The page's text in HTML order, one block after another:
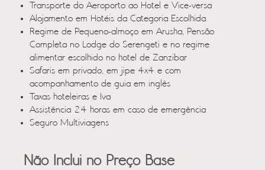
Transporte do Aeroporto ao Hotel e Vice-versa
Alojamento em Hotéis da Categoria Escolhida
Regime de Pequeno-almoço em Arusha, Pensão
Completa no Lodge do Serengeti e no regime
alimentar escolhido no hotel de Zanzibar
Safaris em privado, em jipe 4x4 e com
acompanhamento de guia em inglês
Taxas hoteleiras e Iva
Assistência 24 horas em caso de emergência
Seguro Multiviagens
Não Inclui no Preço Base